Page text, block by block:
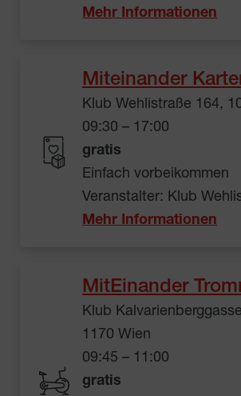
Mehr Informationen
Miteinander
Klub Wehlistraße 164,
09:30 – 17:00
gratis
Einfach vorbeikommen
Veranstalter: Klub
Mehr Informationen
MitEinander
Klub
1170 Wien
09:45 – 11:00
gratis